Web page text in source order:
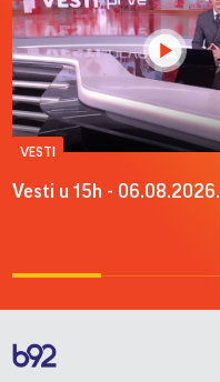
VESTI
Vesti u 15h - 06.08.2026.